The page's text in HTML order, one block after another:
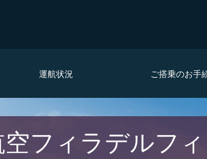
運航状況 ご搭乗のお手
フィラデルフ